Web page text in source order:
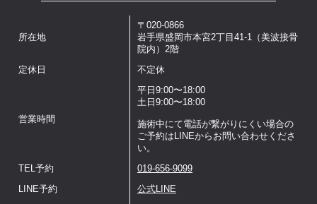
所在地
〒020-0866
岩手県盛岡市本宮2丁目41-1（美波接骨
院内）2階
定休日 不定休
営業時間
平日9:00〜18:00
土日9:00〜18:00
施術中にて電話が繋がりにくい場合の
ご予約はLINEからお問い合わせくださ
い。
TEL予約 019-656-9099
LINE予約 公式LINE